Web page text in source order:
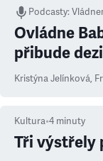
Podcasty:
Ovládne
přibude
Kristýna Jelínková,
Kultura•4 minuty
Tři výstřely